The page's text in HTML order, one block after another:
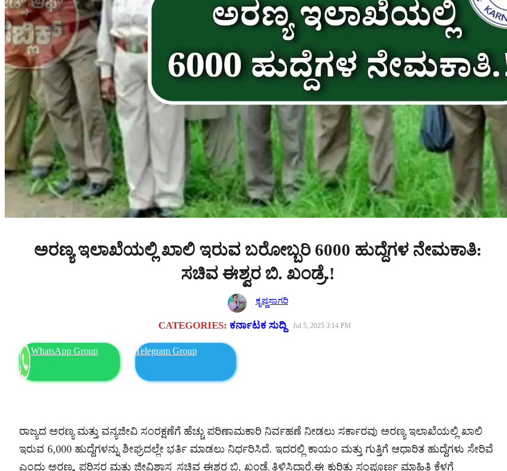
ಅರಣ್ಯ ‌ಇಲಾಖೆಯಲ್ಲಿ ಖಾಲಿ ಇರುವ ಬರೋಬ್ಬರಿ 6000 ಹುದ್ದೆಗಳ ನೇಮಕಾತಿ:
ಸಚಿವ ಈಶ್ವರ ಬಿ. ಖಂಡ್ರೆ.!
ಕೃಷ್ಣಸಾಗರಿ
CATEGORIES: ಕರ್ನಾಟಕ ಸುದ್ದಿ Jul 5, 2025 3:14 PM
WhatsApp Group Telegram Group
ರಾಜ್ಯದ ಅರಣ್ಯ ಮತ್ತು ವನ್ಯಜೀವಿ ಸಂರಕ್ಷಣೆಗೆ ಹೆಚ್ಚು ಪರಿಣಾಮಕಾರಿ ನಿರ್ವಹಣೆ ನೀಡಲು ಸರ್ಕಾರವು ಅರಣ್ಯ ಇಲಾಖೆಯಲ್ಲಿ ಖಾಲಿ
ಇರುವ 6,000 ಹುದ್ದೆಗಳನ್ನು ಶೀಘ್ರದಲ್ಲೇ ಭರ್ತಿ ಮಾಡಲು ನಿರ್ಧರಿಸಿದೆ. ಇದರಲ್ಲಿ ಕಾಯಂ ಮತ್ತು ಗುತ್ತಿಗೆ ಆಧಾರಿತ ಹುದ್ದೆಗಳು ಸೇರಿವೆ
ಎಂದು ಅರಣ್ಯ, ಪರಿಸರ ಮತ್ತು ಜೀವಿಶಾಸ್ತ್ರ ಸಚಿವ ಈಶ್ವರ ಬಿ. ಖಂಡ್ರೆ ತಿಳಿಸಿದ್ದಾರೆ.ಈ ಕುರಿತು ಸಂಪೂರ್ಣ ಮಾಹಿತಿ ಕೆಳಗೆ